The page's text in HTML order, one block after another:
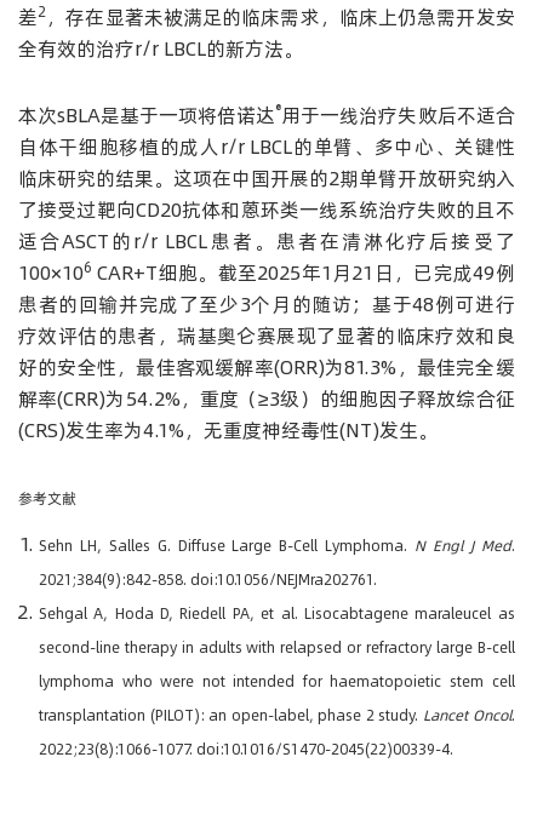
差2，存在显著未被满足的临床需求，临床上仍急需开发安
全有效的治疗r/r LBCL的新方法。
本次sBLA是基于一项将倍诺达®用于一线治疗失败后不适合
自体干细胞移植的成人r/r LBCL的单臂、多中心、关键性
临床研究的结果。这项在中国开展的2期单臂开放研究纳入
了接受过靶向CD20抗体和蒽环类一线系统治疗失败的且不
适合ASCT的r/r LBCL患者。患者在清淋化疗后接受了
100×106 CAR+T细胞。截至2025年1月21日，已完成49例
患者的回输并完成了至少3个月的随访；基于48例可进行
疗效评估的患者，瑞基奥仑赛展现了显著的临床疗效和良
好的安全性，最佳客观缓解率(ORR)为81.3%，最佳完全缓
解率(CRR)为54.2%，重度（≥3级）的细胞因子释放综合征
(CRS)发生率为4.1%，无重度神经毒性(NT)发生。
参考文献
Sehn LH, Salles G. Diffuse Large B-Cell Lymphoma. N Engl J Med.
2021;384(9):842-858. doi:10.1056/NEJMra202761.
Sehgal A, Hoda D, Riedell PA, et al. Lisocabtagene maraleucel as
second-line therapy in adults with relapsed or refractory large B-cell
lymphoma who were not intended for haematopoietic stem cell
transplantation (PILOT): an open-label, phase 2 study. Lancet Oncol.
2022;23(8):1066-1077. doi:10.1016/S1470-2045(22)00339-4.